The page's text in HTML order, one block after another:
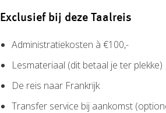
Exclusief bij deze Taalreis
Administratiekosten à €100,-
Lesmateriaal (dit betaal je ter plekke)
De reis naar Frankrijk
Transfer service bij aankomst